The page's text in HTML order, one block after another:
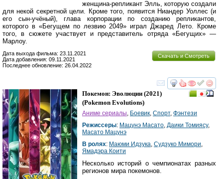
женщина-репликант Элль, которую создали
для некой секретной цели. Кроме того, появится Ниандер Уоллес (и
его сын-учёный), глава корпорации по созданию репликантов,
которого в «Бегущем по лезвию 2049» играл Джаред Лето. Кроме
того, в сюжете участвует и представитель отряда «Бегущих» —
Марлоу.
Скачать и Смотреть
Дата выхода фильма: 23.11.2021
Дата добавления: 09.11.2021
Последнее обновление: 26.04.2022
смотреть
Покемон: Эволюции (2021)
(Pokemon Evolutions)
Аниме сериалы Боевик Спорт, Фэнтези
Режиссеры: Мацунэ Масато Даики Томиясу,
Масато Мацунэ
В ролях: Маюми Идзука Судзуко Мимори
Ямадэра Коити
Несколько историй о чемпионатах разных
регионов мира покемонов.